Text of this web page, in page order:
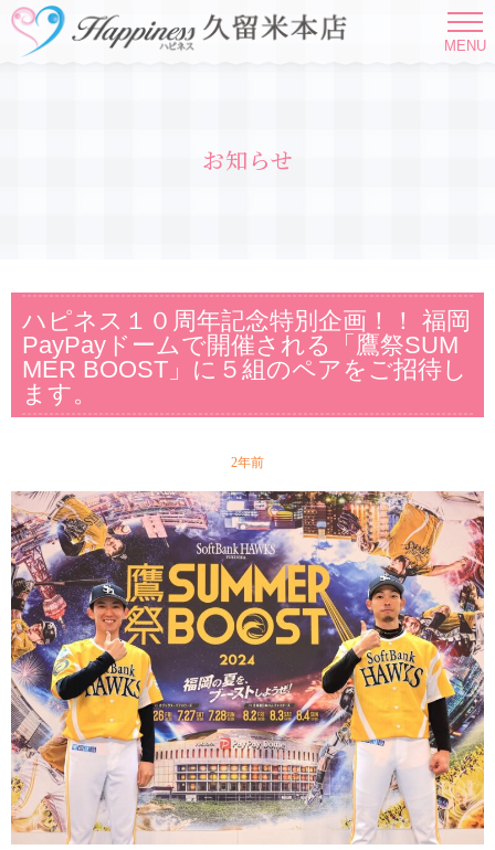
MENU
お知らせ
ハピネス１０周年記念特別企画！！ 福岡
PayPayドームで開催される「鷹祭SUM
MER BOOST」に５組のペアをご招待し
ます。
2年前